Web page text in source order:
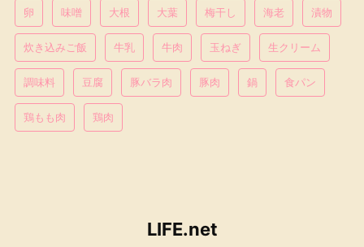
卵 味噌 大根 大葉 梅干し 海老 漬物
炊き込みご飯 牛乳 牛肉 玉ねぎ 生クリーム
調味料 豆腐 豚バラ肉 豚肉 鍋 食パン
鶏もも肉 鶏肉
LIFE.net